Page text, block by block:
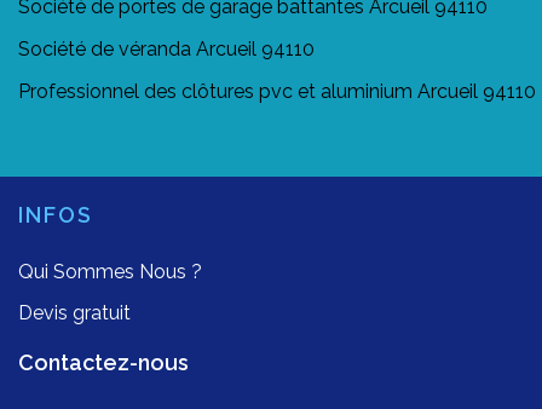
Société de portes de garage battantes Arcueil 94110
Société de véranda Arcueil 94110
Professionnel des clôtures pvc et aluminium Arcueil 94110
INFOS
Qui Sommes Nous ?
Devis gratuit
Contactez-nous